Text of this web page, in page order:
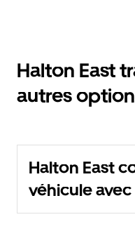
Halton East
autres
Halton East
véhicule